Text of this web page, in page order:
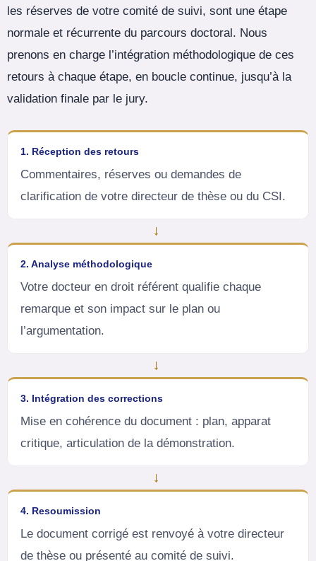
les réserves de votre comité de suivi, sont une étape
normale et récurrente du parcours doctoral. Nous
prenons en charge l’intégration méthodologique de ces
retours à chaque étape, en boucle continue, jusqu’à la
validation finale par le jury.
1. Réception des retours
Commentaires, réserves ou demandes de
clarification de votre directeur de thèse ou du CSI.
→
2. Analyse méthodologique
Votre docteur en droit référent qualifie chaque
remarque et son impact sur le plan ou
l’argumentation.
→
3. Intégration des corrections
Mise en cohérence du document : plan, apparat
critique, articulation de la démonstration.
→
4. Resoumission
Le document corrigé est renvoyé à votre directeur
de thèse ou présenté au comité de suivi.